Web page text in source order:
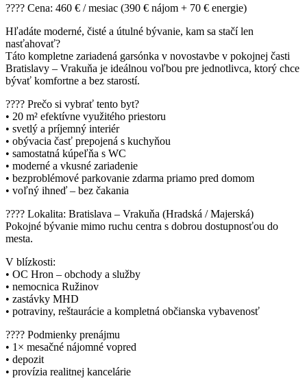
???? Cena: 460 € / mesiac (390 € nájom + 70 € energie)
Hľadáte moderné, čisté a útulné bývanie, kam sa stačí len
nasťahovať?
Táto kompletne zariadená garsónka v novostavbe v pokojnej časti
Bratislavy – Vrakuňa je ideálnou voľbou pre jednotlivca, ktorý chce
bývať komfortne a bez starostí.
???? Prečo si vybrať tento byt?
• 20 m² efektívne využitého priestoru
• svetlý a príjemný interiér
• obývacia časť prepojená s kuchyňou
• samostatná kúpeľňa s WC
• moderné a vkusné zariadenie
• bezproblémové parkovanie zdarma priamo pred domom
• voľný ihneď – bez čakania
???? Lokalita: Bratislava – Vrakuňa (Hradská / Majerská)
Pokojné bývanie mimo ruchu centra s dobrou dostupnosťou do
mesta.
V blízkosti:
• OC Hron – obchody a služby
• nemocnica Ružinov
• zastávky MHD
• potraviny, reštaurácie a kompletná občianska vybavenosť
???? Podmienky prenájmu
• 1× mesačné nájomné vopred
• depozit
• provízia realitnej kancelárie